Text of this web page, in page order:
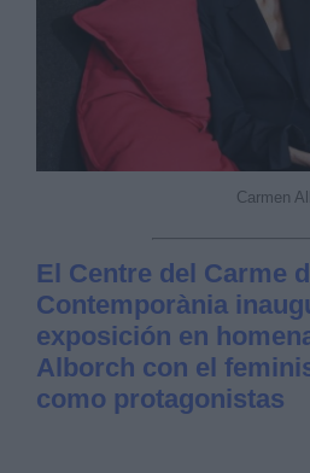
Carmen
El Centre del Carme
Contemporània
exposición en
Alborch con el
como protagonistas